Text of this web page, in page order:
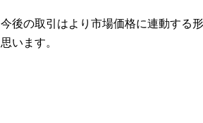
今後の取引はより市場価格に連動する
思います。